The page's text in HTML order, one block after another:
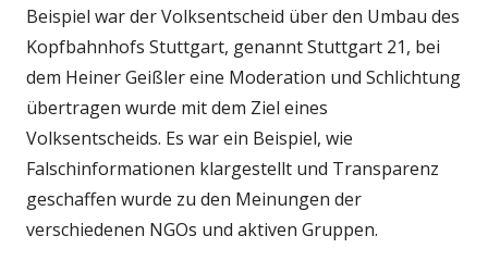
Beispiel war der Volksentscheid über den Umbau des
Kopfbahnhofs Stuttgart, genannt Stuttgart 21, bei
dem Heiner Geißler eine Moderation und Schlichtung
übertragen wurde mit dem Ziel eines
Volksentscheids. Es war ein Beispiel, wie
Falschinformationen klargestellt und Transparenz
geschaffen wurde zu den Meinungen der
verschiedenen NGOs und aktiven Gruppen.